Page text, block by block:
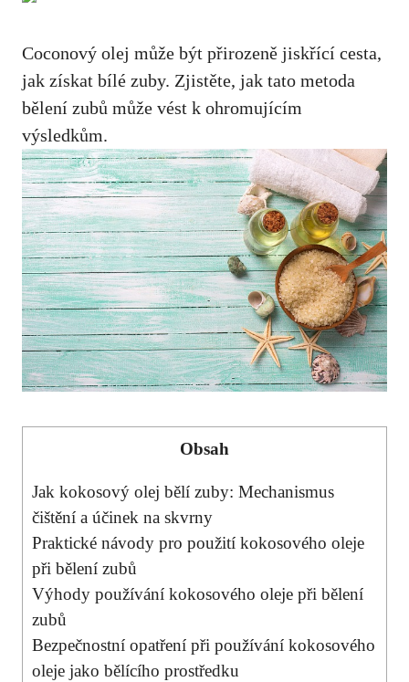
Coconový olej může být přirozeně jiskřící cesta,
jak získat bílé zuby. Zjistěte, jak tato metoda
bělení zubů může vést k ohromujícím
výsledkům.
Obsah
Jak kokosový olej bělí zuby: Mechanismus
čištění a účinek na skvrny
Praktické návody pro použití kokosového oleje
při bělení zubů
Výhody používání kokosového oleje při bělení
zubů
Bezpečnostní opatření při používání kokosového
oleje jako bělícího prostředku